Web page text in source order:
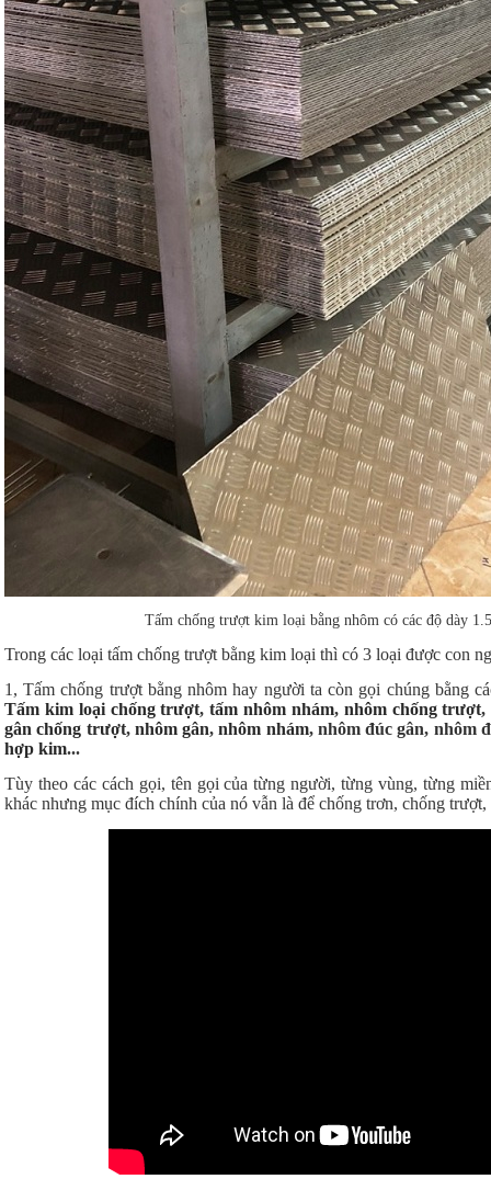
Tấm chống trượt kim loại bằng nhôm có các độ dày
Trong các loại tấm chống trượt bằng kim loại thì có 3 loại được con
1, Tấm chống trượt bằng nhôm hay người ta còn gọi chúng bằng
Tấm kim loại chống trượt,tấm nhôm nhám, nhôm chống trượt,
gân chống trượt, nhôm gân,nhôm nhám, nhôm đúc gân, nhôm
hợp kim...
Tùy theo các cách gọi, tên gọi của từng người, từng vùng, từng
khác nhưng mục đích chính của nó vẫn là để chống trơn, chống